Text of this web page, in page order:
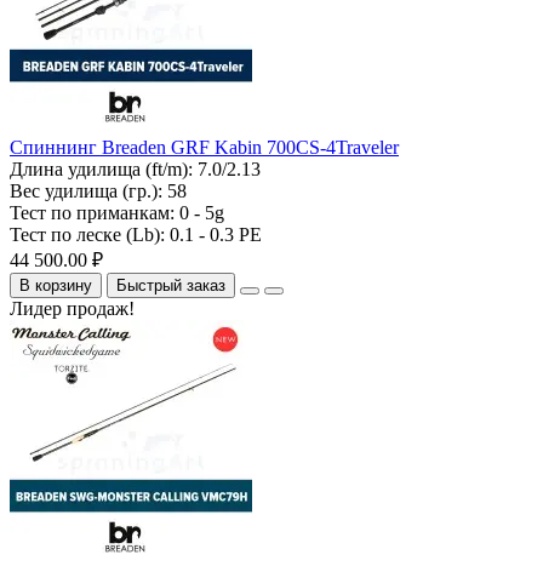
Спиннинг Breaden GRF Kabin 700CS-4Traveler
Длина удилища (ft/m): 7.0/2.13
Вес удилища (гр.): 58
Тест по приманкам: 0 - 5g
Тест по леске (Lb): 0.1 - 0.3 PE
44 500.00 ₽
В корзину Быстрый заказ
Лидер продаж!